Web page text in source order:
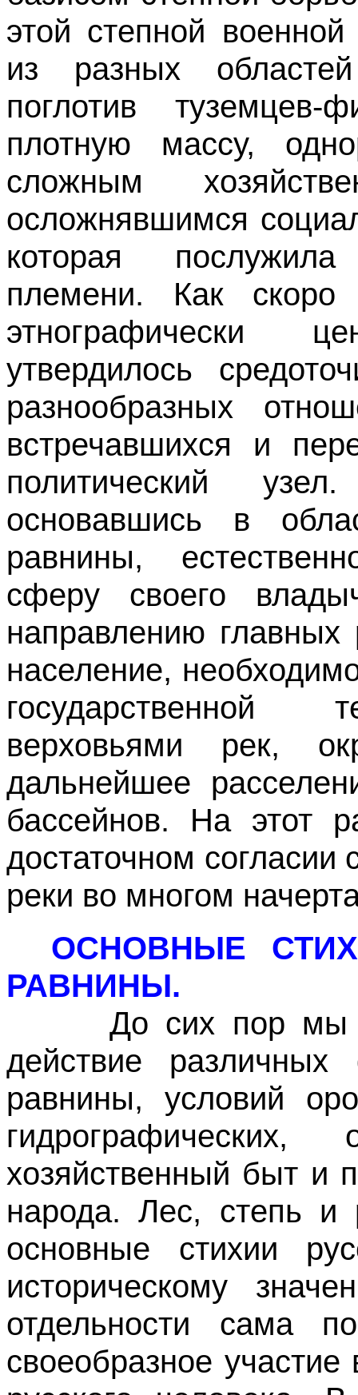
этой степной
из разных
поглотив туземцев-
плотную массу,
сложным
осложнявшимся
которая
племени. Как
этнографически
утвердилось
разнообразных
встречавшихся и
политический
основавшись в
равнины,
сферу своего
направлению главных
население,
государственной
верховьями рек,
дальнейшее
бассейнов. На этот
достаточном
реки во многом
ОСНОВНЫЕ
РАВНИНЫ.
До сих пор мы
действие
равнины, условий
хозяйственный быт и
народа. Лес, степь и
основные стихии
историческому
отдельности сама
своеобразное